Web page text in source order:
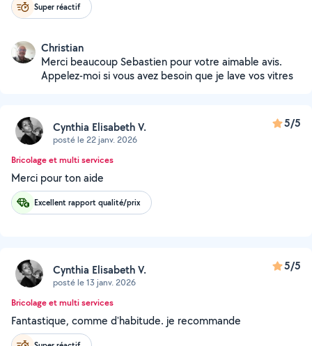
Super réactif
Christian
Merci beaucoup Sebastien pour votre aimable avis.
Appelez-moi si vous avez besoin que je lave vos vitres
Cynthia Elisabeth V.
posté le 22 janv. 2026
5/5
Bricolage et multi services
Merci pour ton aide
Excellent rapport qualité/prix
Cynthia Elisabeth V.
posté le 13 janv. 2026
5/5
Bricolage et multi services
Fantastique, comme d'habitude. je recommande